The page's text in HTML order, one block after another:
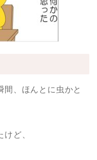
間、ほんとに虫かと
ど、